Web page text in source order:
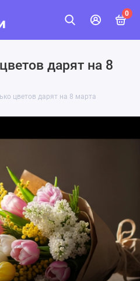
0
дарят на 8
цветов дарят на 8 марта